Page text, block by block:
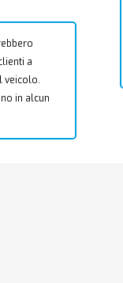
a
veicolo.
in alcun